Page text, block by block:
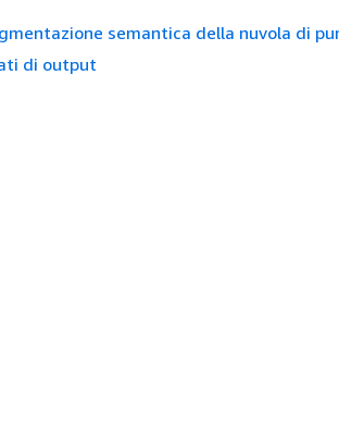
semantica della nuvola di
di output